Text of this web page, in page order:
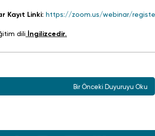
Kayıt Linki: https://zoom.us/webinar/
dili İngilizcedir.
Bir Önceki Duyuruyu Oku